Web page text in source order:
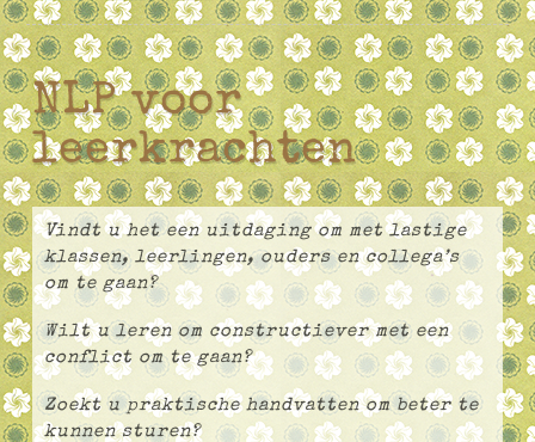
NLP voor
leerkrachten
Vindt u het een uitdaging om met lastige
klassen, leerlingen, ouders en collega’s
om te gaan?
Wilt u leren om constructiever met een
conflict om te gaan?
Zoekt u praktische handvatten om beter te
kunnen sturen?